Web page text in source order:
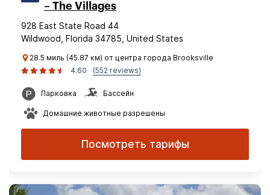
– The Villages
928 East State Road 44
Wildwood, Florida 34785, United States
28.5 миль (45.87 км) от центра города Brooksville
4.60
(552 reviews)
Парковка Бассейн
Домашние животные разрешены
Посмотреть тарифы